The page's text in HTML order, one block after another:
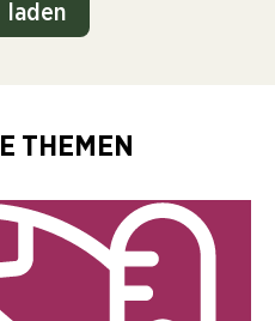
laden
THEMEN